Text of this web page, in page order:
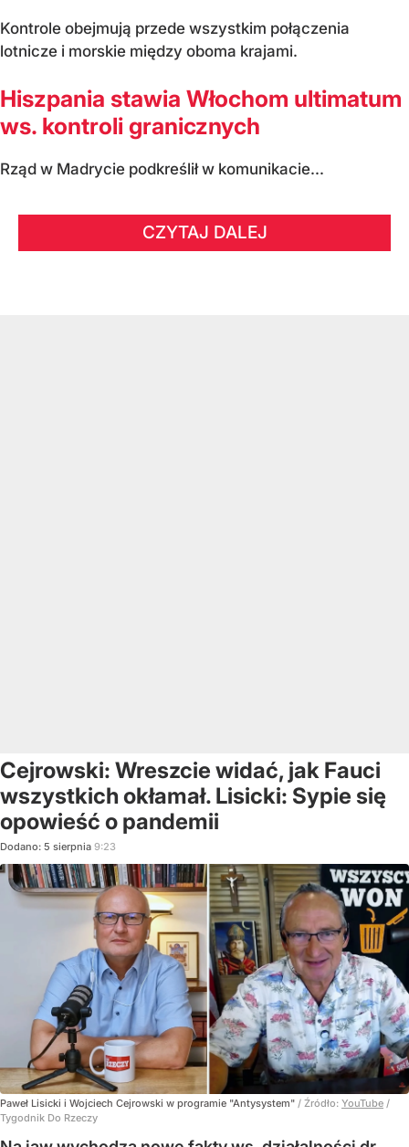
Kontrole obejmują przede wszystkim połączenia
lotnicze i morskie między oboma krajami.
Hiszpania stawia Włochom ultimatum
ws. kontroli granicznych
Rząd w Madrycie podkreślił w komunikacie...
CZYTAJ DALEJ
Cejrowski: Wreszcie widać, jak Fauci
wszystkich okłamał. Lisicki: Sypie się
opowieść o pandemii
Dodano: 5 sierpnia 9:23
Paweł Lisicki i Wojciech Cejrowski w programie "Antysystem" / Źródło: YouTube /
Tygodnik Do Rzeczy